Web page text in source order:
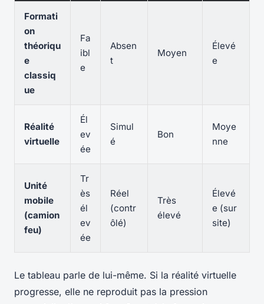
Formati
on
théoriqu
e
classiq
ue
Fa
ibl
e
Absen
t
Moyen
Élevé
e
Réalité
virtuelle
Él
ev
ée
Simul
é
Bon
Moye
nne
Unité
mobile
(camion
feu)
Tr
ès
él
ev
ée
Réel
(contr
ôlé)
Très
élevé
Élevé
e (sur
site)
Le tableau parle de lui-même. Si la réalité virtuelle
progresse, elle ne reproduit pas la pression